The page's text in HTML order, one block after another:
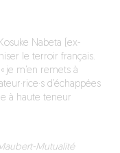
Nabeta (ex-
le terroir français.
je m’en remets à
d’échappées
à haute teneur
Mutualité